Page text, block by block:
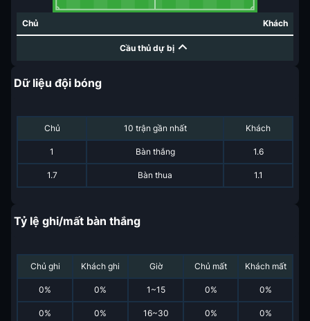
Chủ Khách
Cầu thủ dự bị
Dữ liệu đội bóng
Chủ 10 trận gần nhất Khách
1 Bàn thắng 1.6
1.7 Bàn thua 1.1
Tỷ lệ ghi/mất bàn thắng
Chủ ghi Khách ghi Giờ Chủ mất Khách mất
0% 0% 1~15 0% 0%
0% 0% 16~30 0% 0%